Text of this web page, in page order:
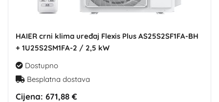
HAIER crni klima uređaj Flexis Plus AS25S2SF1FA-BH
+ 1U25S2SM1FA-2 / 2,5 kW
Dostupno
Besplatna dostava
Cijena: 671,88 €